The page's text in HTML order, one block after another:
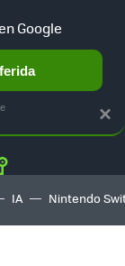
Twitter
IA Nintendo
×
Google